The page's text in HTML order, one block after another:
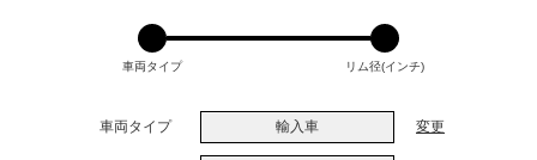
車両タイプ リム径(インチ)
車両タイプ 輸入車 変更